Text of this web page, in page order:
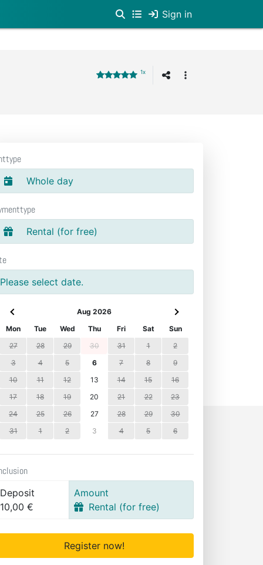
Sign in
1x
Whole day
Rental (for free)
Please select date.
Aug 2026
Mon
Tue Wed Thu Fri Sat
Sun
27
28 29 30 31 1
2
3
4 5 6 7 8
9
10
11 12 13 14 15
16
17
18 19 20 21 22
23
24
25 26 27 28 29
30
31
1 2 3 4 5 6
Deposit
10,00 €
Amount
Rental (for free)
Register now!